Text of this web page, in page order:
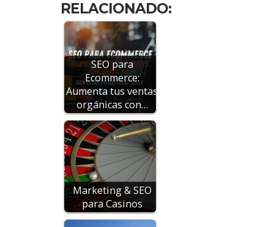
RELACIONADO:
SEO para
Ecommerce:
Aumenta tus ventas
orgánicas con…
Marketing & SEO
para Casinos